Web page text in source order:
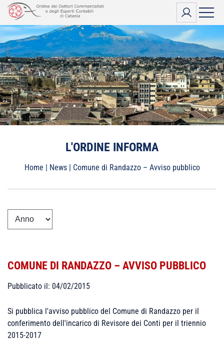
Vai
contenuto
L'ORDINE INFORMA
Home | News| Comune di Randazzo – Avviso pubblico
COMUNE DI RANDAZZO – AVVISO PUBBLICO
Pubblicato il: 04/02/2015
Si pubblica l'avviso pubblico del Comune di Randazzo per il
conferimento dell'incarico di Revisore dei Conti per il triennio
2015-2017